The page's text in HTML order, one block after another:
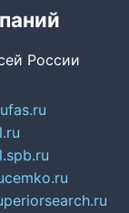
России
fas.ru
cemko.ru